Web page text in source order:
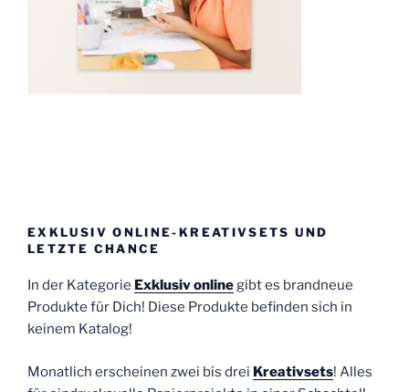
EXKLUSIV ONLINE-KREATIVSETS UND
LETZTE CHANCE
In der Kategorie Exklusiv onlinegibt es brandneue
Produkte für Dich! Diese Produkte befinden sich in
keinem Katalog!
Monatlich erscheinen zwei bis drei Kreativsets! Alles